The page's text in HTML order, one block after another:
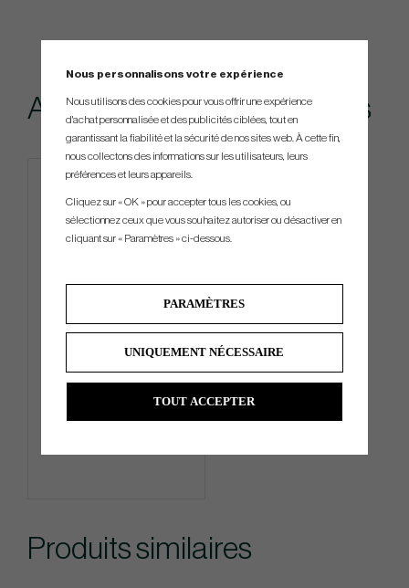
Accessoires recommandés
FootJoy Pure Touch - Golf
Produits similaires
Nous personnalisons votre expérience
Nous utilisons des cookies pour vous offrir une expérience
d'achat personnalisée et des publicités ciblées, tout en
garantissant la fiabilité et la sécurité de nos sites web. À cette fin,
nous collectons des informations sur les utilisateurs, leurs
préférences et leurs appareils.
Cliquez sur « OK » pour accepter tous les cookies, ou
sélectionnez ceux que vous souhaitez autoriser ou désactiver en
cliquant sur « Paramètres » ci-dessous.
PARAMÈTRES
UNIQUEMENT NÉCESSAIRE
TOUT ACCEPTER